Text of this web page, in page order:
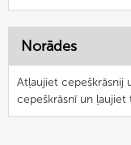
Norādes
Atļaujiet cepeškrāsnij
cepeškrāsnī un ļaujiet